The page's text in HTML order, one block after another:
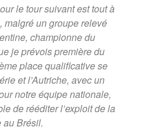
le tour suivant est tout à
malgré un groupe relevé
championne du
je prévois première du
place qualificative se
et l’Autriche, avec un
notre équipe nationale,
de rééditer l’exploit de la
au Brésil.